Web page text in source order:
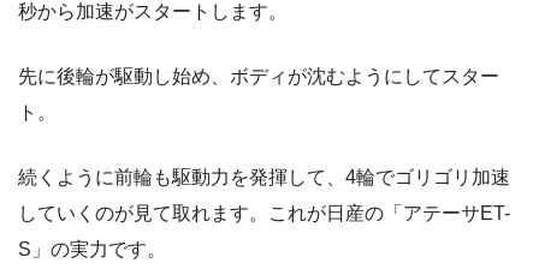
秒から加速がスタートします。
先に後輪が駆動し始め、ボディが沈むようにしてスター
ト。
続くように前輪も駆動力を発揮して、4輪でゴリゴリ加速
していくのが見て取れます。これが日産の「アテーサET-
S」の実力です。